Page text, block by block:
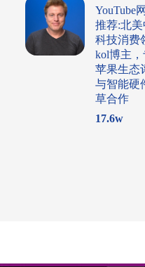
YouTube
推荐:北美
科技消费
kol博主，
苹果生态
与智能硬
草合作
17.6w